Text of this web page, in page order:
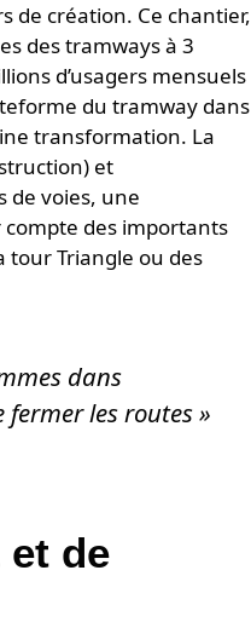
de création. Ce chantier,
des tramways à 3
d’usagers mensuels
du tramway dans
transformation. La
et
de voies, une
des importants
tour Triangle ou des
dans
fermer les routes»
et de